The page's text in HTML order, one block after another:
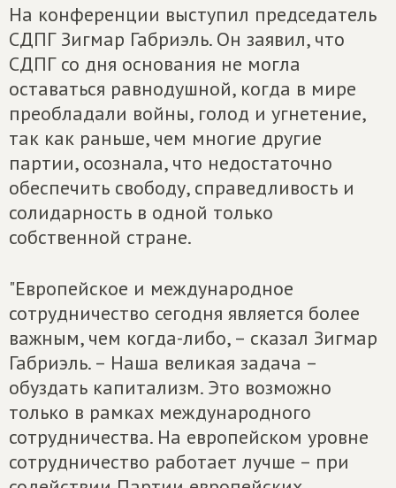
На конференции выступил председатель
СДПГ Зигмар Габриэль. Он заявил, что
СДПГ со дня основания не могла
оставаться равнодушной, когда в мире
преобладали войны, голод и угнетение,
так как раньше, чем многие другие
партии, осознала, что недостаточно
обеспечить свободу, справедливость и
солидарность в одной только
собственной стране.
"Европейское и международное
сотрудничество сегодня является более
важным, чем когда-либо, – сказал Зигмар
Габриэль. – Наша великая задача –
обуздать капитализм. Это возможно
только в рамках международного
сотрудничества. На европейском уровне
сотрудничество работает лучше – при